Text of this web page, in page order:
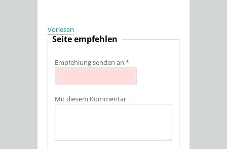
Vorlesen
Seite empfehlen
Empfehlung senden an *
Mit diesem Kommentar